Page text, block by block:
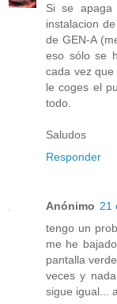
Si se
instalacion
de GEN-A
eso sólo se
cada vez
le coges el
todo.
Saludos
Responder
Anónimo 21
tengo un
me he
pantalla
veces y
sigue igual...